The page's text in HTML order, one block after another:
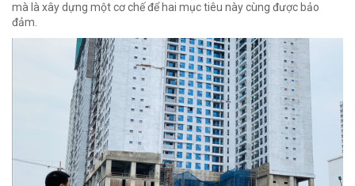
mà là xây dựng một cơ chế để hai mục tiêu này cùng được bảo
đảm.